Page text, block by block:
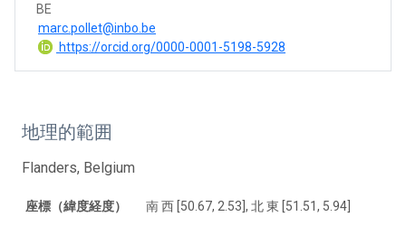
BE
marc.pollet@inbo.be
https://orcid.org/0000-0001-5198-5928
地理的範囲
Flanders, Belgium
座標（緯度経度） 南 西 [50.67, 2.53], 北 東 [51.51, 5.94]